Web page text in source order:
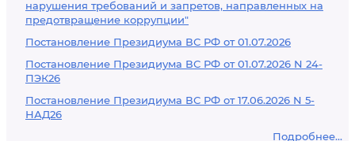
нарушения требований и запретов, направленных на
предотвращение коррупции"
Постановление Президиума ВС РФ от 01.07.2026
Постановление Президиума ВС РФ от 01.07.2026 N 24-
ПЭК26
Постановление Президиума ВС РФ от 17.06.2026 N 5-
НАД26
Подробнее...